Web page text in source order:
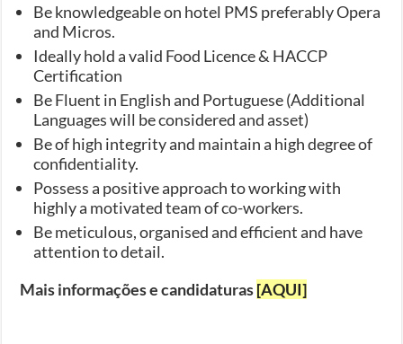
Be knowledgeable on hotel PMS preferably Opera
and Micros.
Ideally hold a valid Food Licence & HACCP
Certification
Be Fluent in English and Portuguese (Additional
Languages will be considered and asset)
Be of high integrity and maintain a high degree of
confidentiality.
Possess a positive approach to working with
highly a motivated team of co-workers.
Be meticulous, organised and efficient and have
attention to detail.
Mais informações e candidaturas[AQUI]